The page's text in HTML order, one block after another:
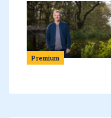
Premium